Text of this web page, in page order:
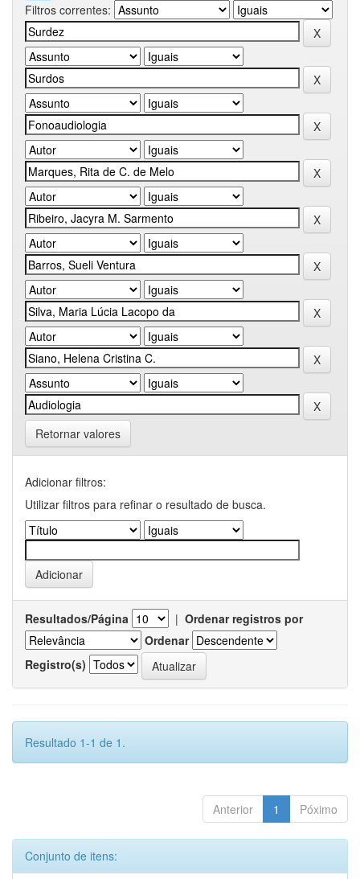
Filtros correntes:
Retornar valores
Adicionar filtros:
Utilizar filtros para refinar o resultado de busca.
Resultados/Página | Ordenar registros por
Ordenar
Registro(s)
Resultado 1-1 de 1.
Anterior 1 Póximo
Conjunto de itens: